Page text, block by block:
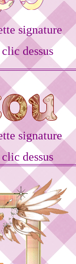
signature
dessus
signature
dessus